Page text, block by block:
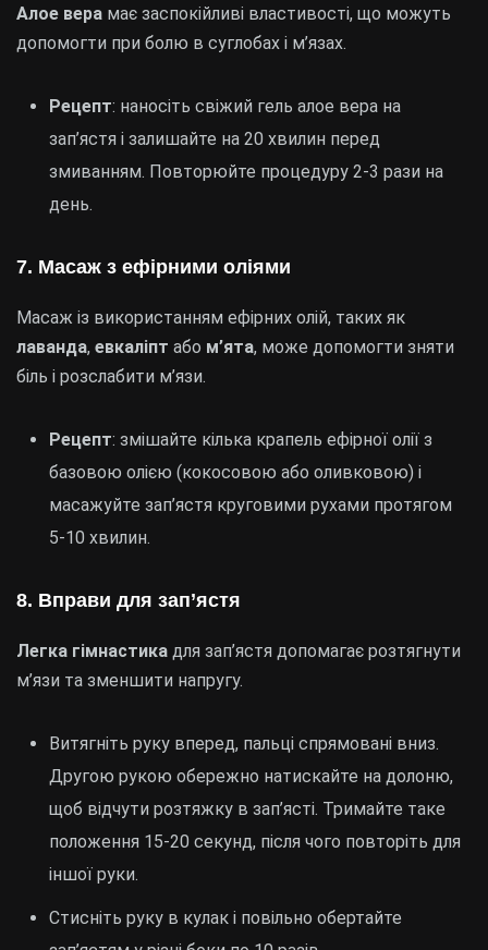
Алое вера має заспокійливі властивості, що можуть
допомогти при болю в суглобах і м’язах.
Рецепт: наносіть свіжий гель алое вера на
зап’ястя і залишайте на 20 хвилин перед
змиванням. Повторюйте процедуру 2-3 рази на
день.
7. Масаж з ефірними оліями
Масаж із використанням ефірних олій, таких як
лаванда, евкаліпт або м’ята, може допомогти зняти
біль і розслабити м’язи.
Рецепт: змішайте кілька крапель ефірної олії з
базовою олією (кокосовою або оливковою) і
масажуйте зап’ястя круговими рухами протягом
5-10 хвилин.
8. Вправи для зап’ястя
Легка гімнастика для зап’ястя допомагає розтягнути
м’язи та зменшити напругу.
Витягніть руку вперед, пальці спрямовані вниз.
Другою рукою обережно натискайте на долоню,
щоб відчути розтяжку в зап’ясті. Тримайте таке
положення 15-20 секунд, після чого повторіть для
іншої руки.
Стисніть руку в кулак і повільно обертайте